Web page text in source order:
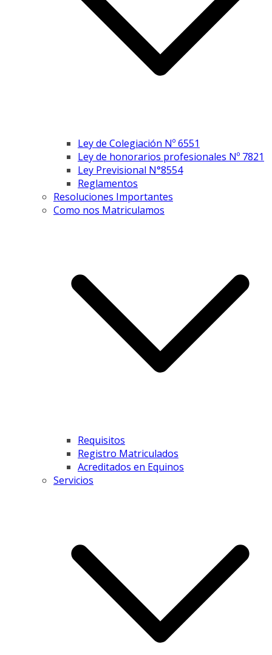
Ley de Colegiación Nº 6551
Ley de honorarios profesionales Nº 7821
Ley Previsional N°8554
Reglamentos
Resoluciones Importantes
Como nos Matriculamos
Requisitos
Registro Matriculados
Acreditados en Equinos
Servicios